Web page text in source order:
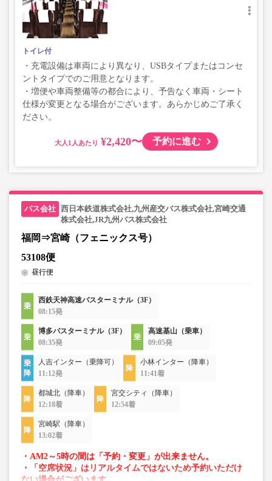
トイレ付
・充電設備は車両により異なり、USBタイプまたはコンセ
ントタイプでのご用意となります。
・増便や車両整備等の都合により、予告なく車両・シート
仕様が変更となる場合がございます。あらかじめご了承く
ださい。
大人 ¥2,420〜 予約に進む
西日本鉄道株式会社,九州産交バス株式会社,宮崎交通
株式会社,JR九州バス株式会社
福岡⇒宮崎（フェニックス号）
53108便
昼行便
西鉄天神高速バスターミナル（3F）
08:15発
博多バスターミナル（3F）
08:35発
高速基山（乗車）
09:05発
人吉インター（乗降可）
11:12発
小林インター（降車）
11:41着
都城北（降車）
12:18着
宮交シティ（降車）
12:54着
宮崎駅（降車）
13:02着
・AM2～5時の間は「予約・変更」が出来ません。
・「空席状況」はリアルタイムではないため予約いただけ